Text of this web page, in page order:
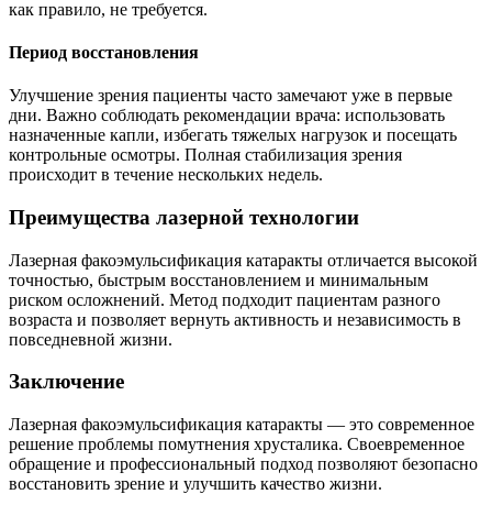
как правило, не требуется.
Период восстановления
Улучшение зрения пациенты часто замечают уже в первые
дни. Важно соблюдать рекомендации врача: использовать
назначенные капли, избегать тяжелых нагрузок и посещать
контрольные осмотры. Полная стабилизация зрения
происходит в течение нескольких недель.
Преимущества лазерной технологии
Лазерная факоэмульсификация катаракты отличается высокой
точностью, быстрым восстановлением и минимальным
риском осложнений. Метод подходит пациентам разного
возраста и позволяет вернуть активность и независимость в
повседневной жизни.
Заключение
Лазерная факоэмульсификация катаракты — это современное
решение проблемы помутнения хрусталика. Своевременное
обращение и профессиональный подход позволяют безопасно
восстановить зрение и улучшить качество жизни.